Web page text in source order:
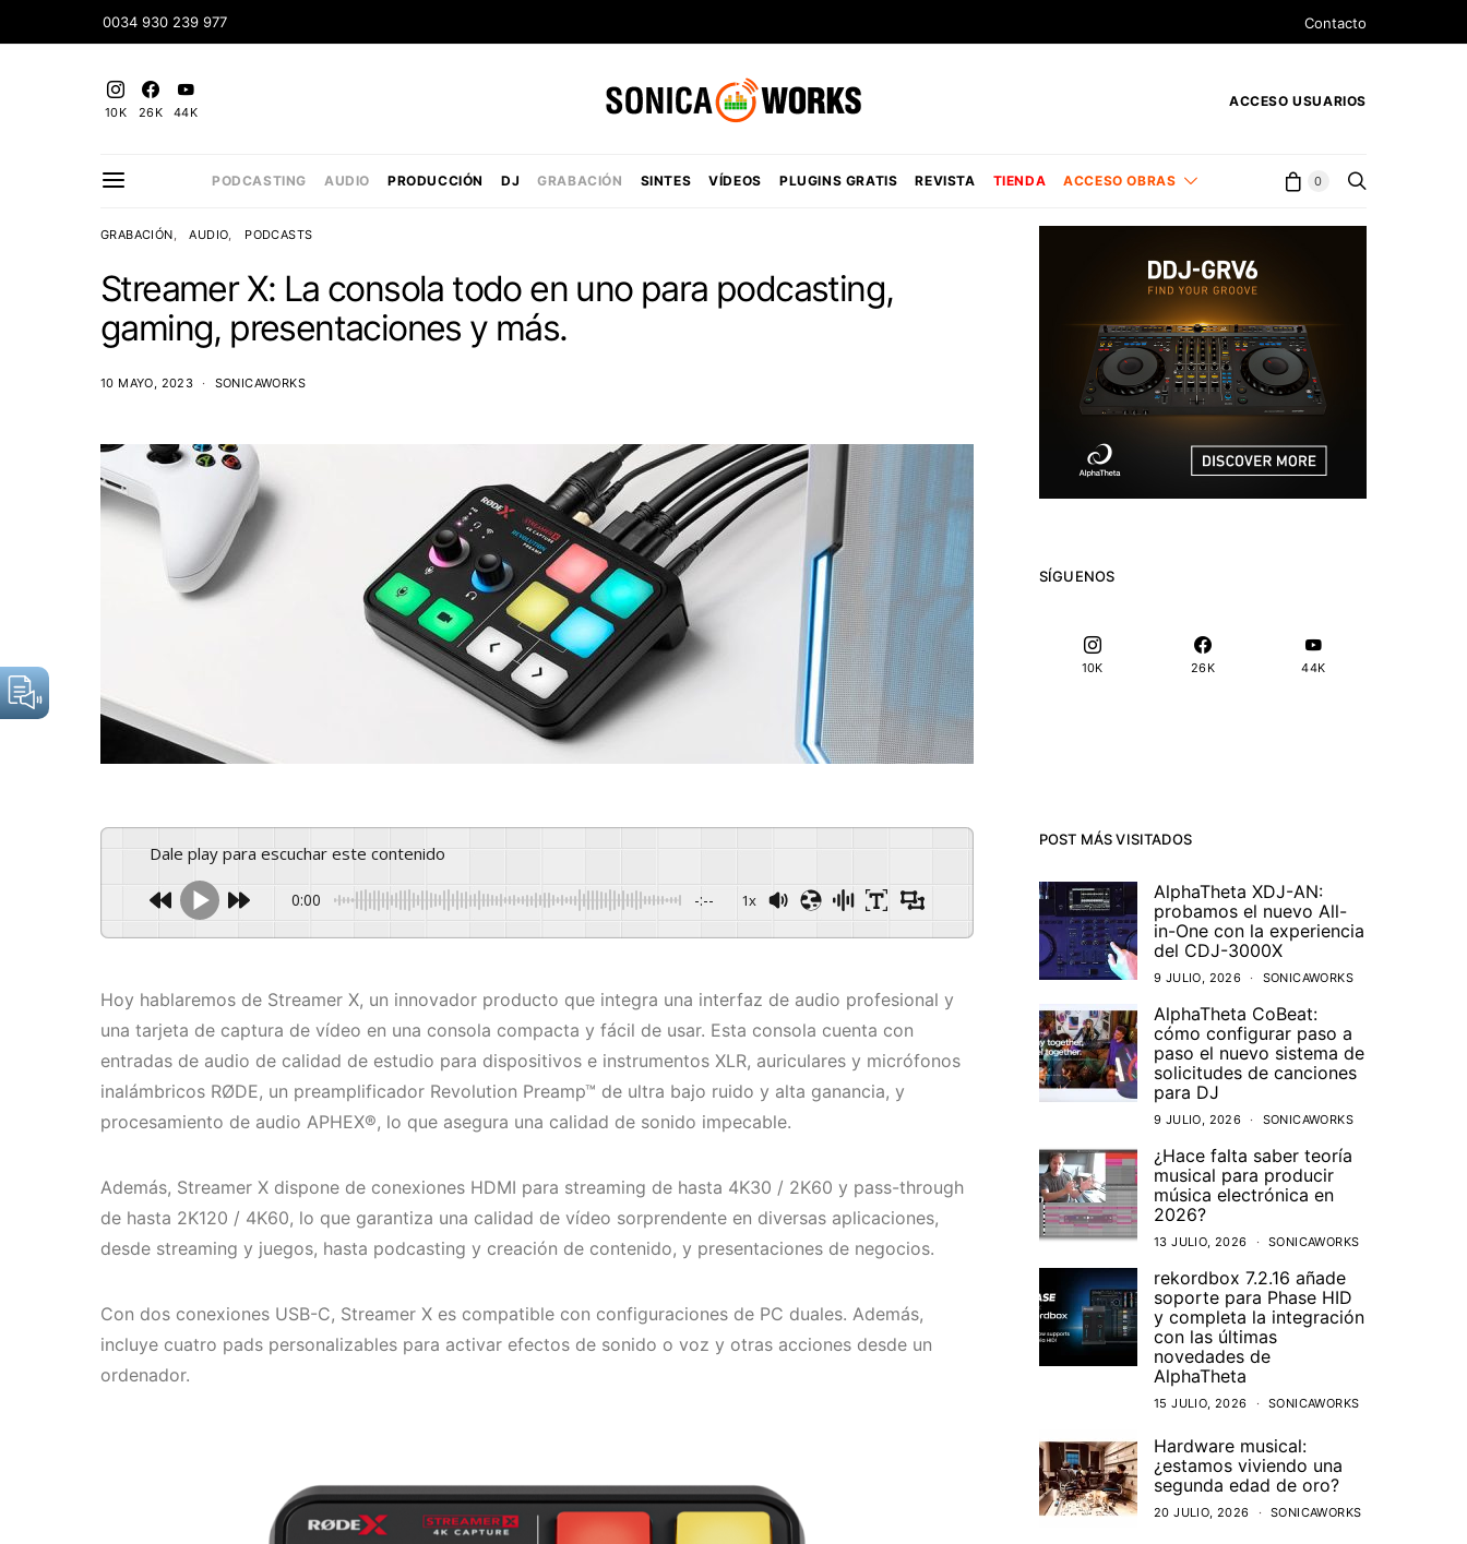
0034 930 239 977 Contacto
10K 26K 44K
ACCESO USUARIOS
PODCASTING AUDIO PRODUCCIÓN DJ GRABACIÓN SINTES VÍDEOS PLUGINS GRATIS REVISTA TIENDA ACCESO OBRAS 0
GRABACIÓN AUDIO PODCASTS
Streamer X: La consola todo en uno para podcasting,
gaming, presentaciones y más.
10 MAYO, 2023 SONICAWORKS
Dale play para escuchar este contenido
0:00 -:-- 1x
Hoy hablaremos de Streamer X, un innovador producto que integra una interfaz de audio profesional y
una tarjeta de captura de vídeo en una consola compacta y fácil de usar. Esta consola cuenta con
entradas de audio de calidad de estudio para dispositivos e instrumentos XLR, auriculares y micrófonos
inalámbricos RØDE, un preamplificador Revolution Preamp™ de ultra bajo ruido y alta ganancia, y
procesamiento de audio APHEX®, lo que asegura una calidad de sonido impecable.
Además, Streamer X dispone de conexiones HDMI para streaming de hasta 4K30 / 2K60 y pass-through
de hasta 2K120 / 4K60, lo que garantiza una calidad de vídeo sorprendente en diversas aplicaciones,
desde streaming y juegos, hasta podcasting y creación de contenido, y presentaciones de negocios.
Con dos conexiones USB-C, Streamer X es compatible con configuraciones de PC duales. Además,
incluye cuatro pads personalizables para activar efectos de sonido o voz y otras acciones desde un
ordenador.
SÍGUENOS
10K 26K 44K
POST MÁS VISITADOS
AlphaTheta XDJ-AN:
probamos el nuevo All-
in-One con la experiencia
del CDJ-3000X
9 JULIO, 2026 SONICAWORKS
AlphaTheta CoBeat:
cómo configurar paso a
paso el nuevo sistema de
solicitudes de canciones
para DJ
9 JULIO, 2026 SONICAWORKS
¿Hace falta saber teoría
musical para producir
música electrónica en
2026?
13 JULIO, 2026 SONICAWORKS
rekordbox 7.2.16 añade
soporte para Phase HID
y completa la integración
con las últimas
novedades de
AlphaTheta
15 JULIO, 2026 SONICAWORKS
Hardware musical:
¿estamos viviendo una
segunda edad de oro?
20 JULIO, 2026 SONICAWORKS